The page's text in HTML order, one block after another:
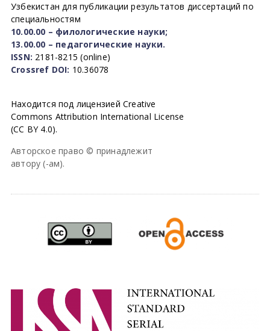
Узбекистан для публикации результатов диссертаций по
специальностям
10.00.00 – филологические науки;
13.00.00 – педагогические науки.
ISSN: 2181-8215 (online)
Crossref DOI: 10.36078
Находится под лицензией Creative
Commons Attribution International License
(CC BY 4.0).
Авторское право © принадлежит
автору (-ам).